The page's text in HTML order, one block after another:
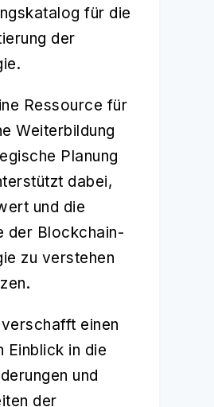
für die
der
Ressource für
Weiterbildung
Planung
dabei,
und die
der Blockchain-
zu verstehen
einen
Einblick in die
und
der